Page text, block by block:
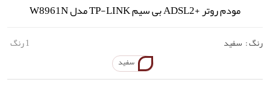
مودم روتر +ADSL2 بی سیم TP-LINK مدل W8961N
رنگ : سفید 1 رنگ
سفید